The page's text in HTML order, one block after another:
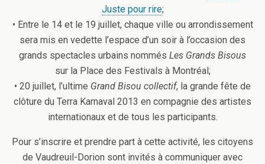
Juste pour rire;
• Entre le 14 et le 19 juillet, chaque ville ou arrondissement
sera mis en vedette l’espace d’un soir à l’occasion des
grands spectacles urbains nommés Les Grands Bisous
sur la Place des Festivals à Montréal;
• 20 juillet, l’ultime Grand Bisou collectif, la grande fête de
clôture du Terra Karnaval 2013 en compagnie des artistes
internationaux et de tous les participants.
Pour s’inscrire et prendre part à cette activité, les citoyens
de Vaudreuil-Dorion sont invités à communiquer avec